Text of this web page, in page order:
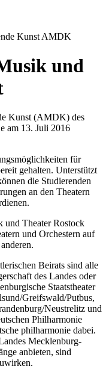
Kunst AMDK
und
Kunst (AMDK) des
am 13. Juli 2016
für
gehalten. Unterstützt
die Studierenden
an den Theatern
und Theater Rostock
und Orchestern auf
Beirats sind alle
des Landes oder
Staatstheater
Greifswald/Putbus,
Neustrelitz und
Philharmonie
philharmonie dabei.
Mecklenburg-
anbieten, sind